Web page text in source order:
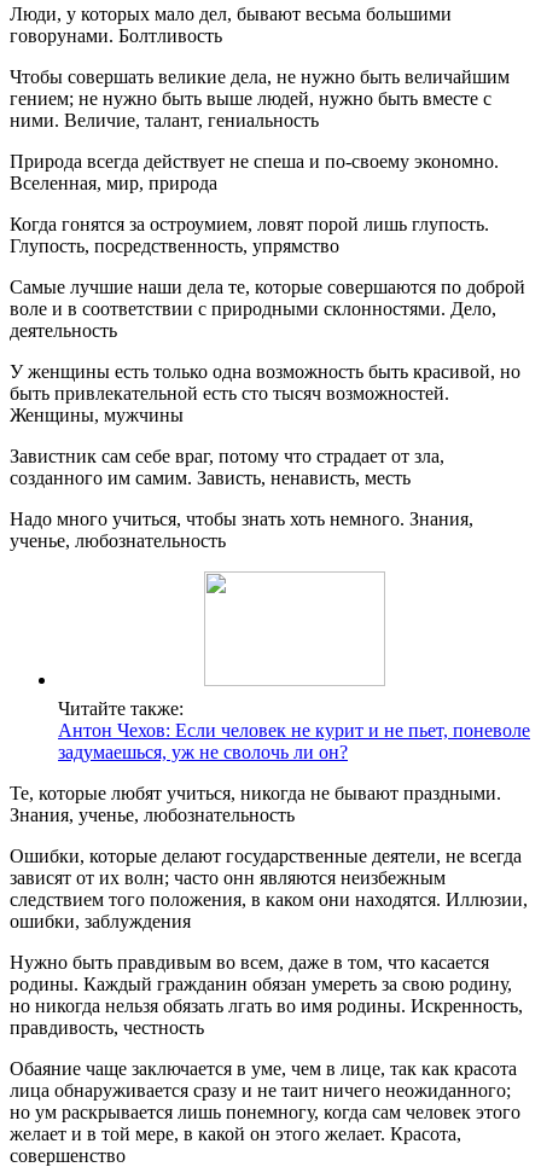
Люди, у которых мало дел, бывают весьма большими
говорунами. Болтливость
Чтобы совершать великие дела, не нужно быть величайшим
гением; не нужно быть выше людей, нужно быть вместе с
ними. Величие, талант, гениальность
Природа всегда действует не спеша и по-своему экономно.
Вселенная, мир, природа
Когда гонятся за остроумием, ловят порой лишь глупость.
Глупость, посредственность, упрямство
Самые лучшие наши дела те, которые совершаются по доброй
воле и в соответствии с природными склонностями. Дело,
деятельность
У женщины есть только одна возможность быть красивой, но
быть привлекательной есть сто тысяч возможностей.
Женщины, мужчины
Завистник сам себе враг, потому что страдает от зла,
созданного им самим. Зависть, ненависть, месть
Надо много учиться, чтобы знать хоть немного. Знания,
ученье, любознательность
Читайте также:
Антон Чехов: Если человек не курит и не пьет, поневоле
задумаешься, уж не сволочь ли он?
Те, которые любят учиться, никогда не бывают праздными.
Знания, ученье, любознательность
Ошибки, которые делают государственные деятели, не всегда
зависят от их волн; часто онн являются неизбежным
следствием того положения, в каком они находятся. Иллюзии,
ошибки, заблуждения
Нужно быть правдивым во всем, даже в том, что касается
родины. Каждый гражданин обязан умереть за свою родину,
но никогда нельзя обязать лгать во имя родины. Искренность,
правдивость, честность
Обаяние чаще заключается в уме, чем в лице, так как красота
лица обнаруживается сразу и не таит ничего неожиданного;
но ум раскрывается лишь понемногу, когда сам человек этого
желает и в той мере, в какой он этого желает. Красота,
совершенство